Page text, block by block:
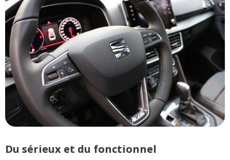
Du sérieux et du fonctionnel